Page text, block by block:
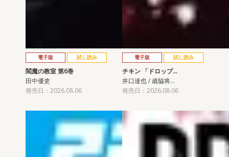
電子版 試し読み
閻魔の教室 第6巻
田中優吏
発売日：2026.08.06
電子版 試し読み
チキン 「ドロップ…
井口達也 / 歳脇将…
発売日：2026.08.06